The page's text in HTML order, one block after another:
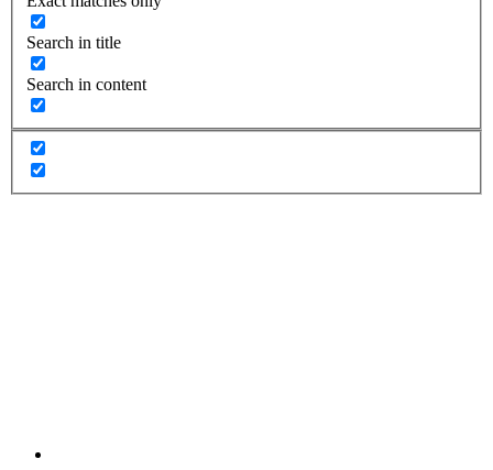
Search in title
Search in content